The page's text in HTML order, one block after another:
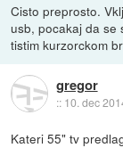
Cisto preprosto.
usb, pocakaj da se
tistim kurzorckom
gregor
:: 10. dec
Kateri 55" tv